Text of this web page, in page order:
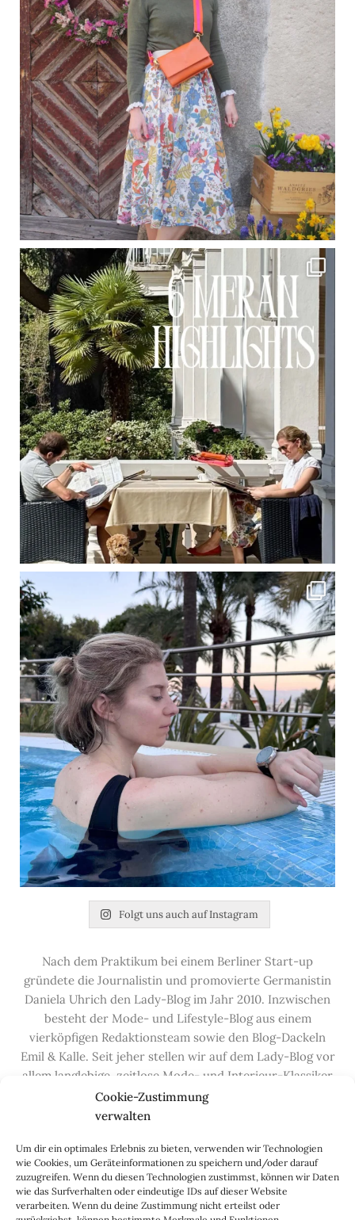
Cookie-Zustimmung
verwalten
Um dir ein optimales Erlebnis zu bieten, verwenden wir Technologien
wie Cookies, um Geräteinformationen zu speichern und/oder darauf
zuzugreifen. Wenn du diesen Technologien zustimmst, können wir Daten
wie das Surfverhalten oder eindeutige IDs auf dieser Website
verarbeiten. Wenn du deine Zustimmung nicht erteilst oder
Folgt uns auch auf Instagram
Nach dem Praktikum bei einem Berliner Start-up
gründete die Journalistin und promovierte Germanistin
Daniela Uhrich den Lady-Blog im Jahr 2010. Inzwischen
besteht der Mode- und Lifestyle-Blog aus einem
vierköpfigen Redaktionsteam sowie den Blog-Dackeln
Emil & Kalle. Seit jeher stellen wir auf dem Lady-Blog vor
allem langlebige, zeitlose Mode- und Interieur-Klassiker
vor, die hochwertig verarbeitet und unter guten
Bedingungen hergestellt wurden – gerne „Made in
Handwerksberufe und kleine feine Firmen, denen wir
hier auf dem Blog eine Präsentationsfläche bieten, sowie
alle Dinge, die das Leben ein bisschen schöner machen.
Darüber hinaus legen wir großen Wert auf den